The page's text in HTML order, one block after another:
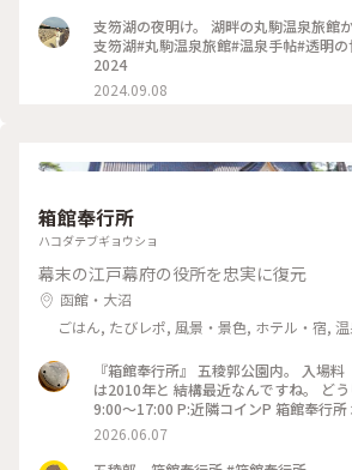
支笏湖の夜明け。 湖畔の丸駒温泉旅館から。 #北海道#
支笏湖#丸駒温泉旅館#温泉手帖#透明
2024
2024.09.08
箱館奉行所
ハコダテブギョウショ
幕末の江戸幕府の役所を忠実に復元
函館・大沼
ごはん, たびレポ, 風景・景色, ホテル・宿, 温
『箱館奉行所』 五稜郭公園内。 入場料 500円 復元されたの
は2010年と 結構最近なんですね。 どう
9:00〜17:00 P:近隣コインP 箱館奉行所
44-3 #函館名所#函館スポット #函館観
2026.06.07